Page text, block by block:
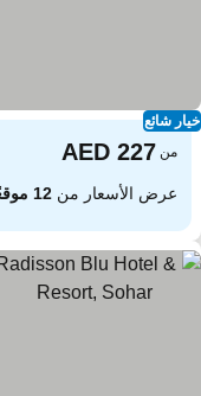
شائع
من
عرض الأسعار من12 موقعًا